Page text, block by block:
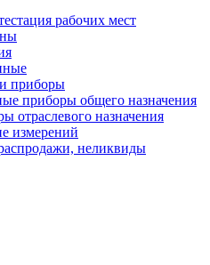
рабочих мест
приборы
приборы общего назначения
отраслевого назначения
измерений
неликвиды